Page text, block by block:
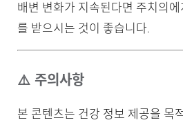
배변 변화가 지속된다면 주치의
를 받으시는 것이 좋습니다.
⚠️ 주의사항
본 콘텐츠는 건강 정보 제공을 목